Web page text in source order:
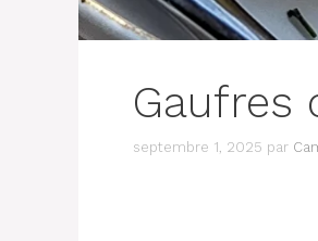
Gaufres
septembre 1, 2025 par